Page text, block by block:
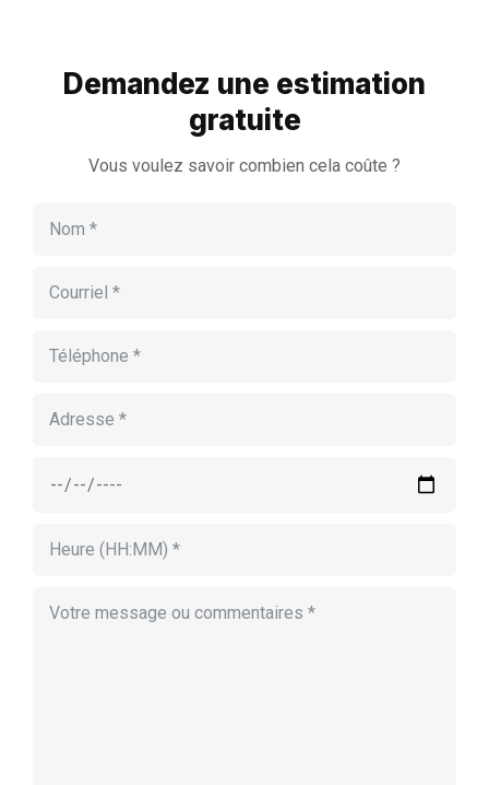
Demandez une estimation
gratuite
Vous voulez savoir combien cela coûte ?